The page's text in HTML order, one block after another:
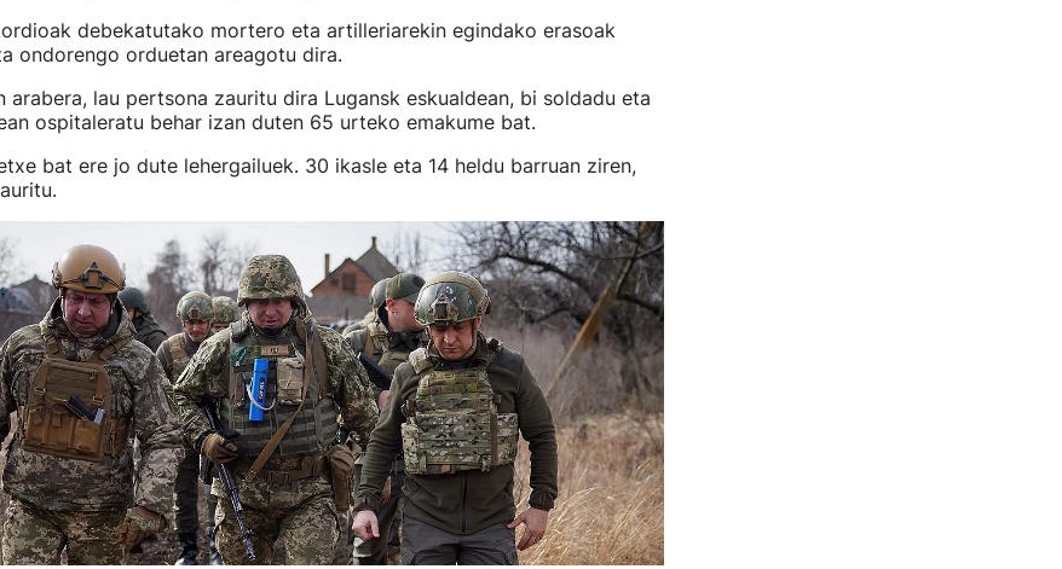
debekatutako mortero eta artilleriarekin egindako erasoak
ondorengo orduetan areagotu dira.
arabera, lau pertsona zauritu dira Lugansk eskualdean, bi soldadu eta
ospitaleratu behar izan duten 65 urteko emakume bat.
bat ere jo dute lehergailuek. 30 ikasle eta 14 heldu barruan ziren,